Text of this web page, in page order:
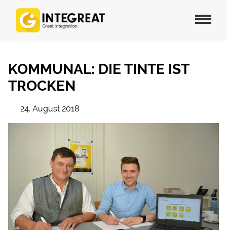
KOMMUNAL: DIE TINTE IST
TROCKEN
24. August 2018